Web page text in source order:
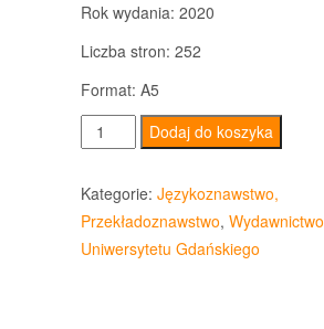
Rok wydania: 2020
Liczba stron: 252
Format: A5
ilość
Translatoryka
i
glottodydaktyka.
Od
Dodaj do koszyka
Kategorie: Językoznawstwo,
Przekładoznawstwo, Wydawnictwo
Uniwersytetu Gdańskiego